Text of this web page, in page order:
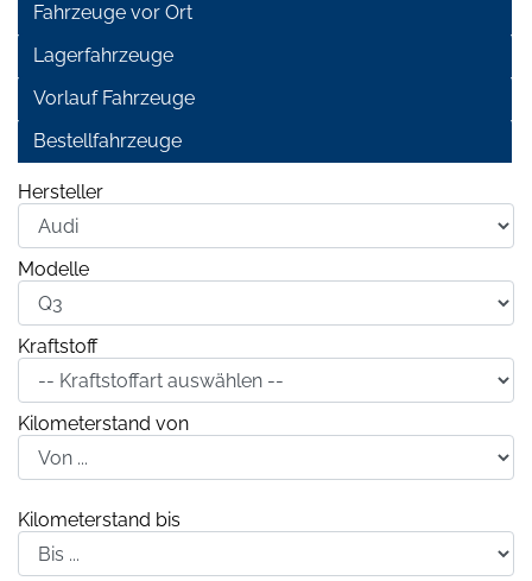
Fahrzeuge vor Ort
Lagerfahrzeuge
Vorlauf Fahrzeuge
Bestellfahrzeuge
Hersteller
Modelle
Kraftstoff
Kilometerstand von
Kilometerstand bis